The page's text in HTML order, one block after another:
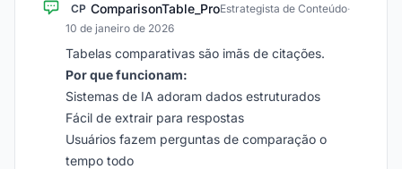
CP ComparisonTable_ProEstrategista de Conteúdo·
10 de janeiro de 2026
Tabelas comparativas são imãs de citações.
Por que funcionam:
Sistemas de IA adoram dados estruturados
Fácil de extrair para respostas
Usuários fazem perguntas de comparação o
tempo todo